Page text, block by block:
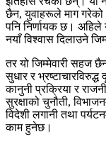
छैन, युवाहरूले माग गरेको
पनि निर्णायक छ। अहिले
नयाँ विश्वास दिलाउने
तर यो जिम्मेवारी सहज
सुधार र
कानुनी प्रक्रिया र
सुरक्षाको चुनौती,
विदेशी लगानी तथा
काम हुनेछ।